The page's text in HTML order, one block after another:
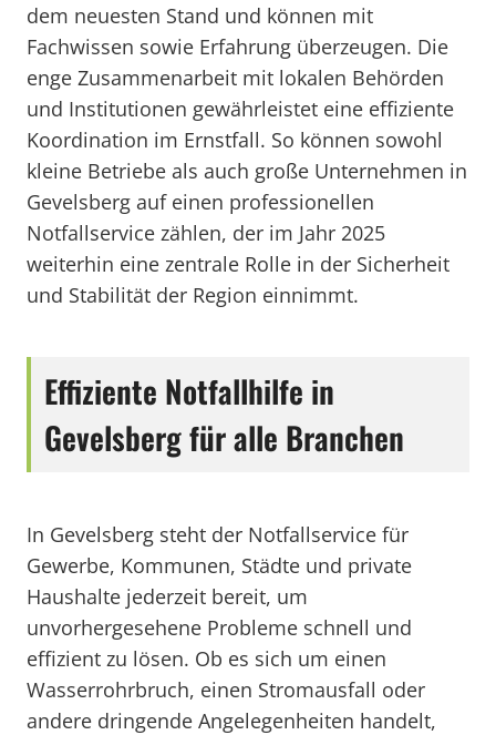
dem neuesten Stand und können mit
Fachwissen sowie Erfahrung überzeugen. Die
enge Zusammenarbeit mit lokalen Behörden
und Institutionen gewährleistet eine effiziente
Koordination im Ernstfall. So können sowohl
kleine Betriebe als auch große Unternehmen in
Gevelsberg auf einen professionellen
Notfallservice zählen, der im Jahr 2025
weiterhin eine zentrale Rolle in der Sicherheit
und Stabilität der Region einnimmt.
Effiziente Notfallhilfe in
Gevelsberg für alle Branchen
In Gevelsberg steht der Notfallservice für
Gewerbe, Kommunen, Städte und private
Haushalte jederzeit bereit, um
unvorhergesehene Probleme schnell und
effizient zu lösen. Ob es sich um einen
Wasserrohrbruch, einen Stromausfall oder
andere dringende Angelegenheiten handelt,